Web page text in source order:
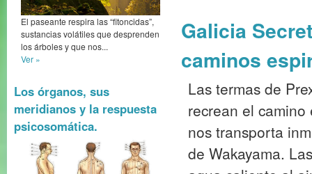
El paseante respira las “fitoncidas”,
sustancias volátiles que desprenden
los árboles y que nos...
Ver »
Los órganos, sus
meridianos y la respuesta
psicosomática.
Galicia
caminos
Las termas de
recrean el
nos transporta
de Wakayama.